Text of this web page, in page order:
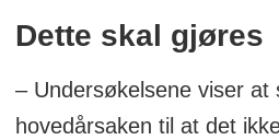
Dette skal gjøres
– Undersøkelsene viser at
hovedårsaken til at det